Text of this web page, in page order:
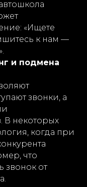
«Ищете
к нам —
и подмена
звонки, а
В некоторых
когда при
что
звонок от